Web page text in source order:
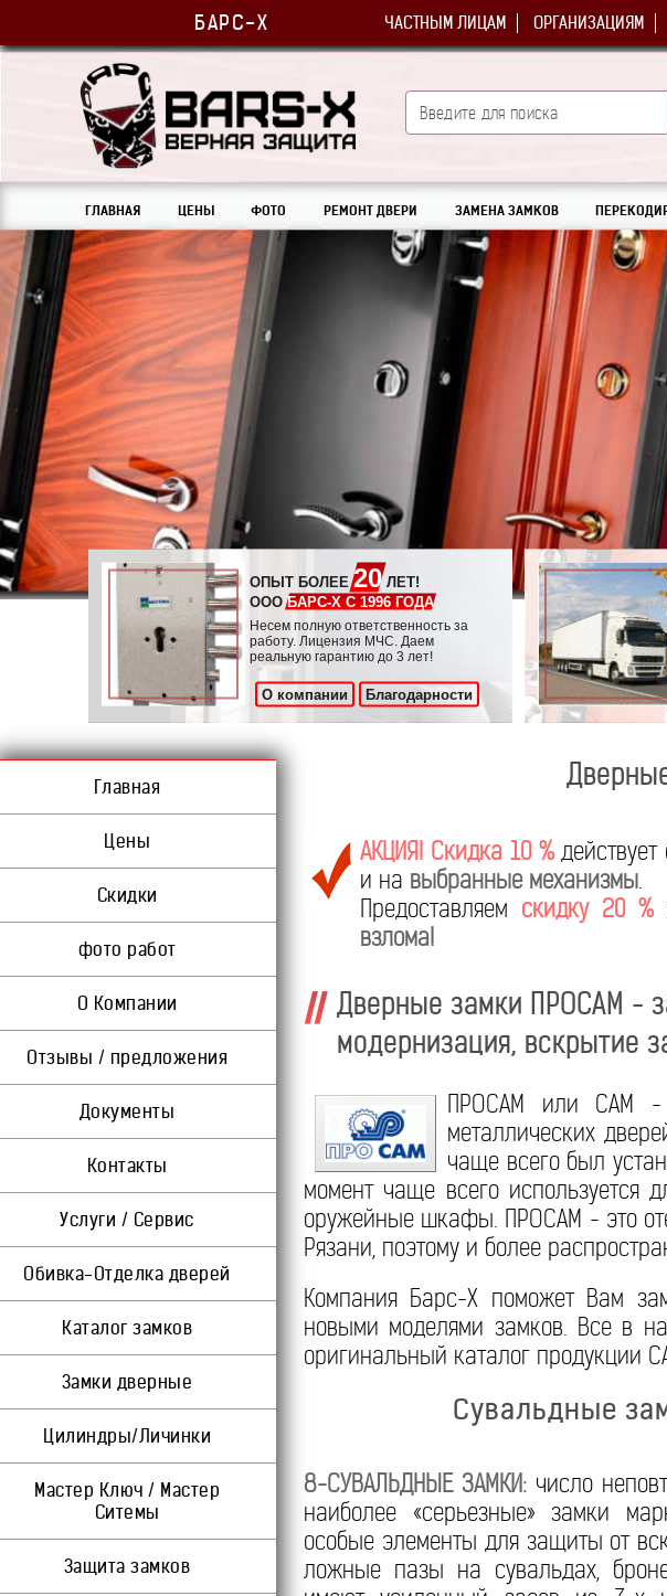
БАРС-Х ЧАСТНЫМ ЛИЦАМ ОРГАНИЗАЦИЯМ
ГЛАВНАЯ ЦЕНЫ ФОТО РЕМОНТ ДВЕРИ ЗАМЕНА ЗАМКОВ
ОПЫТ БОЛЕЕ20ЛЕТ!
ОООБАРС-Х С 1996 ГОДА
Несем полную ответственность за
работу. Лицензия МЧС. Даем
реальную гарантию до 3 лет!
О компании Благодарности
Главная
Цены
Скидки
фото работ
О Компании
Отзывы / предложения
Документы
Контакты
Услуги / Сервис
Обивка-Отделка дверей
Каталог замков
Замки дверные
Цилиндры/Личинки
Мастер Ключ / Мастер
Ситемы
Защита замков
АКЦИЯ! Скидка 10 %действует
и на выбранные механизмы.
Предоставляем скидку 20 %
взлома!
Дверные замки ПРОСАМ -
модернизация, вскрытие
ПРОСАМ или САМ -
металлических
чаще всего был
момент чаще всего используется
оружейные шкафы. ПРОСАМ - это
Рязани, поэтому и более
Компания Барс-Х поможет Вам
новыми моделями замков. Все в
оригинальный каталог продукции
Сувальдные
8-СУВАЛЬДНЫЕ ЗАМКИ: число
наиболее «серьезные» замки
особые элементы для защиты от
ложные пазы на сувальдах,